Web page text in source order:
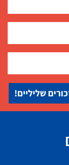
שליליים!